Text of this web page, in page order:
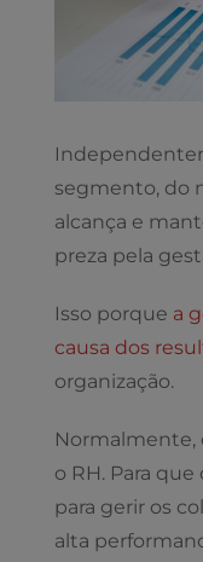
segmento, do
alcança e
preza pela
Isso porque a
causa dos
organização.
Normalmente,
o RH. Para
para gerir os
alta